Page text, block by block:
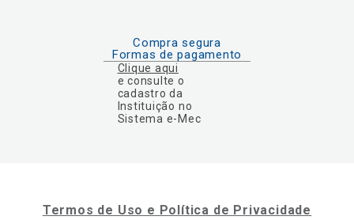
Compra segura
Formas de pagamento
Clique aqui
e consulte o
cadastro da
Instituição no
Sistema e-Mec
Termos de Uso e Política de Privacidade